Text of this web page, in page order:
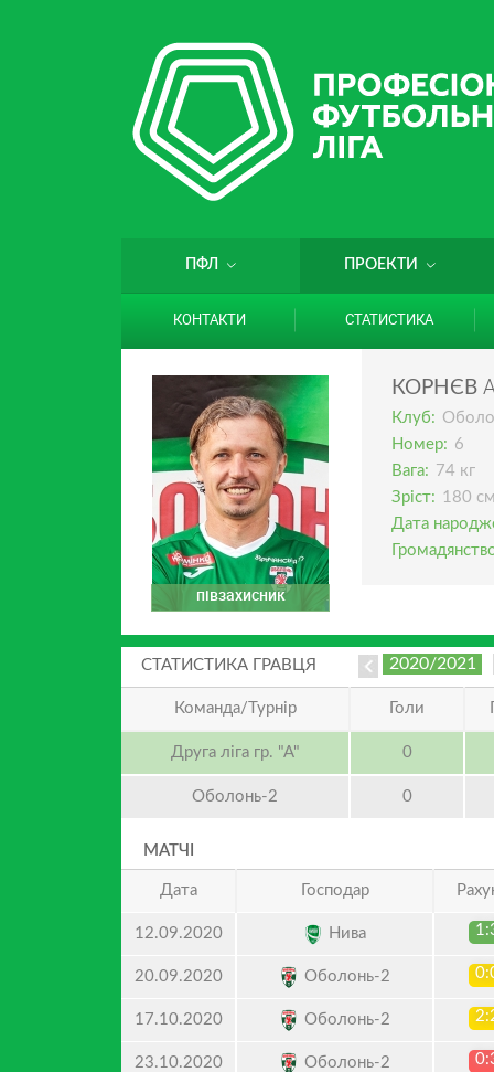
ПФЛ ПРОЕКТИ
КОНТАКТИ СТАТИСТИКА
півзахисник
КОРНЄВ
Клуб:
Номер: 6
Вага: 74 кг
Зріст: 180
Дата
СТАТИСТИКА ГРАВЦЯ 2020/2021
Команда/Турнір Голи
Друга ліга гр. "А" 0
Оболонь-2 0
МАТЧІ
Дата Господар
12.09.2020 Нива
20.09.2020 Оболонь-2
17.10.2020 Оболонь-2
23.10.2020 Оболонь-2